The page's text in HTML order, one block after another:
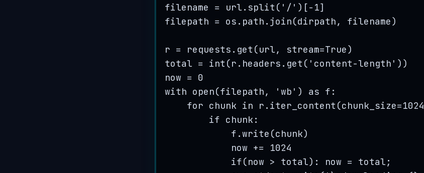
filename = url. split ( ' / ' ) [- 1]
filepath = os.path. join(dirpath, filename)
r = requests. get (url, stream=True)
total = int (r.headers. get ( ' content-length ' ))
now =
0
with open(filepath, 'wb ' ) as f:
for chunk in r. iter_content (chunk_size=1024
if chunk:
f.write (chunk)
now +=
1024
if (now > total): now = total ;